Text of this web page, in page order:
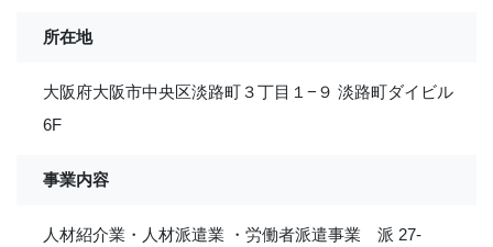
所在地
大阪府大阪市中央区淡路町３丁目１−９ 淡路町ダイビル
6F
事業内容
人材紹介業・人材派遣業 ・労働者派遣事業 派 27-